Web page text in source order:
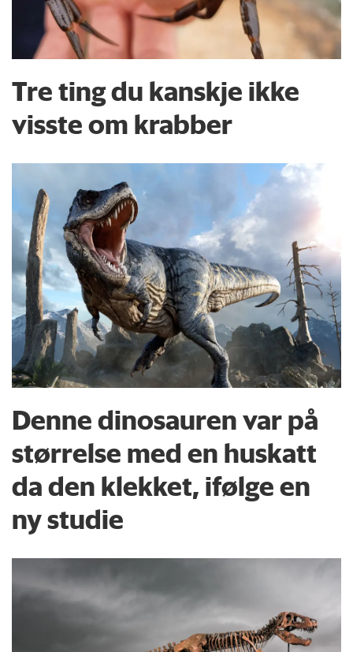
Tre ting du kanskje ikke
visste om krabber
Denne dinosauren var på
størrelse med en huskatt
da den klekket, ifølge en
ny studie